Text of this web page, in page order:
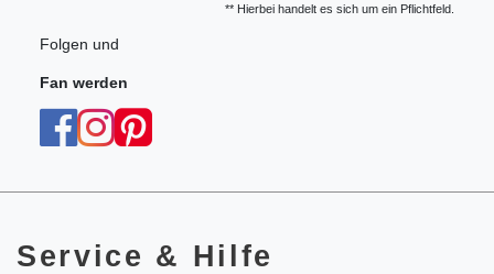
** Hierbei handelt es sich um ein Pflichtfeld.
Folgen und
Fan werden
Service & Hilfe